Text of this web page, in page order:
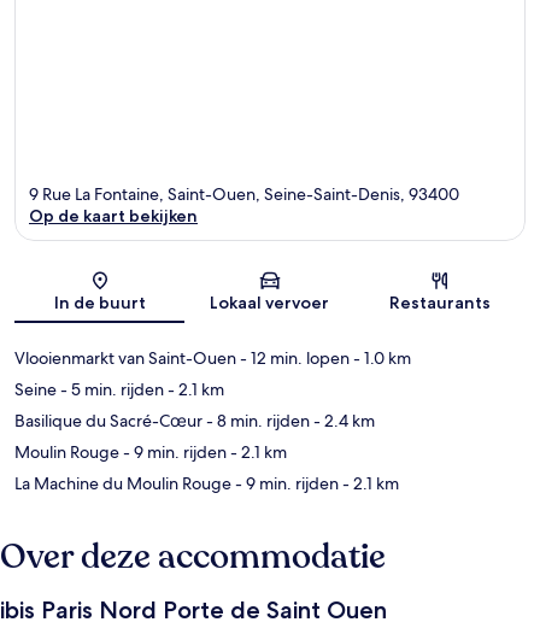
Kaart
9 Rue La Fontaine, Saint-Ouen, Seine-Saint-Denis, 93400
Op de kaart bekijken
In de buurt Lokaal vervoer Restaurants
Vlooienmarkt van Saint-Ouen- 12 min. lopen- 1.0 km
Seine- 5 min. rijden- 2.1 km
Basilique du Sacré-Cœur- 8 min. rijden- 2.4 km
Moulin Rouge- 9 min. rijden- 2.1 km
La Machine du Moulin Rouge- 9 min. rijden- 2.1 km
Over deze accommodatie
ibis Paris Nord Porte de Saint Ouen